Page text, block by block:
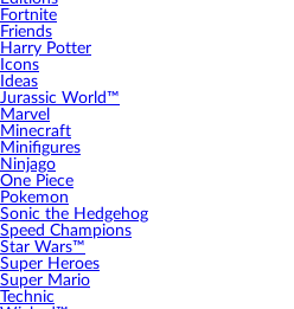
Fortnite
Friends
Harry Potter
Icons
Ideas
Jurassic World™
Marvel
Minecraft
Minifigures
Ninjago
One Piece
Pokemon
Sonic the Hedgehog
Speed Champions
Star Wars™
Super Heroes
Super Mario
Technic